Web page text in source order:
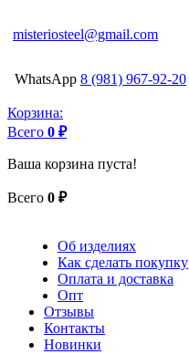
misteriosteel@gmail.com
WhatsApp 8 (981) 967-92-20
Корзина:
Всего 0 ₽
Ваша корзина пуста!
Всего 0 ₽
Об изделиях
Как сделать покупку
Оплата и доставка
Опт
Отзывы
Контакты
Новинки